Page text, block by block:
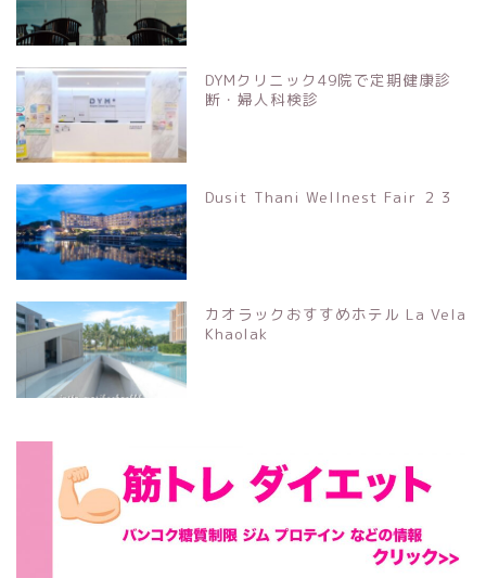
DYMクリニック49院で定期健康診
断・婦人科検診
Dusit Thani Wellnest Fair ２３
カオラックおすすめホテル La Vela
Khaolak